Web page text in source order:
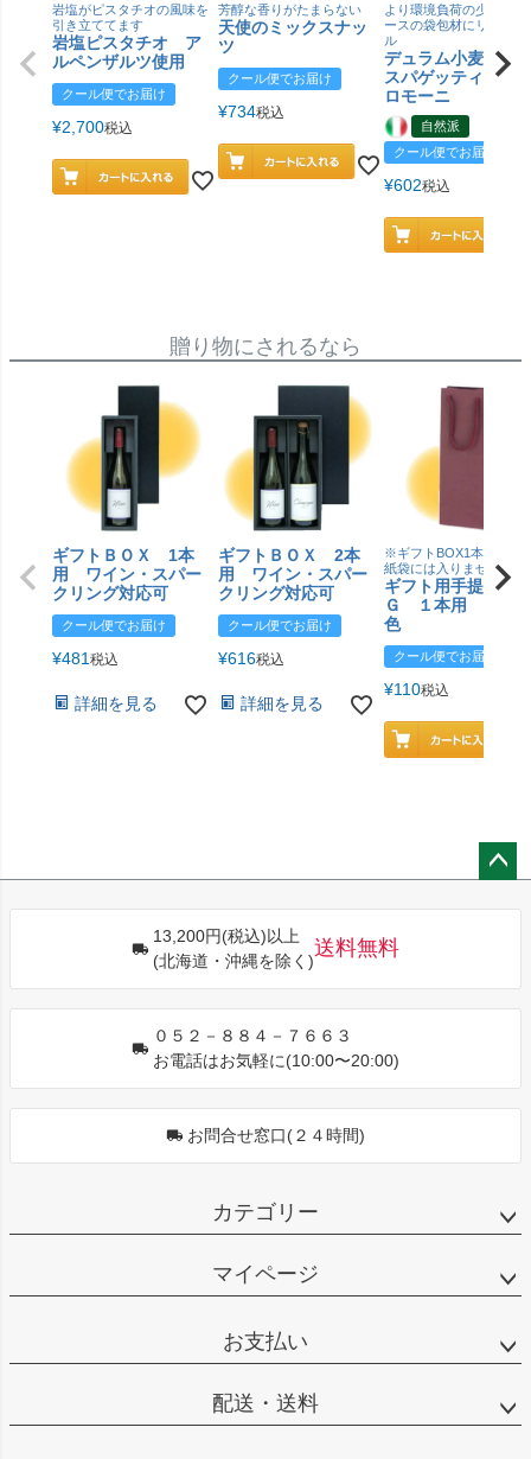
岩塩がピスタチオの風味を
引き立ててます
岩塩ピスタチオ ア
ルペンザルツ使用
クール便でお届け
¥2,700税込
芳醇な香りがたまらない
天使のミックスナッ
ツ
クール便でお届け
¥734税込
より環境負荷の少ない紙
ースの袋包材にリニュー
ル
デュラム小麦 有
スパゲッティ／ジ
ロモーニ
自然派
クール便でお届け
¥602税込
贈り物にされるなら
ギフトＢＯＸ 1本
用 ワイン・スパー
クリング対応可
クール便でお届け
¥481税込
詳細を見る
ギフトＢＯＸ 2本
用 ワイン・スパー
クリング対応可
クール便でお届け
¥616税込
詳細を見る
※ギフトBOX1本用はこ
紙袋には入りません
ギフト用手提げＢ
Ｇ １本用 エン
色
クール便でお届け
¥110税込
13,200円(税込)以上
(北海道・沖縄を除く)
送料無料
０５２－８８４－７６６３
お電話はお気軽に(10:00〜20:00)
お問合せ窓口(２４時間)
カテゴリー
マイページ
お支払い
配送・送料